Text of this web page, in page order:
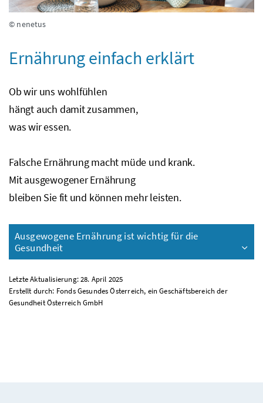
© nenetus
Ernährung einfach erklärt
Ob wir uns wohlfühlen
hängt auch damit zusammen,
was wir essen.
Falsche Ernährung macht müde und krank.
Mit ausgewogener Ernährung
bleiben Sie fit und können mehr leisten.
Ausgewogene Ernährung ist wichtig für die
Gesundheit
Letzte Aktualisierung: 28. April 2025
Erstellt durch: Fonds Gesundes Österreich, ein Geschäftsbereich der
Gesundheit Österreich GmbH